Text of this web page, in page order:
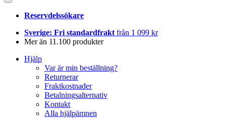
Reservdelssökare
Sverige: Fri standardfrakt från 1 099 kr
Mer än 11.100 produkter
Hjälp
Var är min beställning?
Returnerar
Fraktkostnader
Betalningsalternativ
Kontakt
Alla hjälpämnen